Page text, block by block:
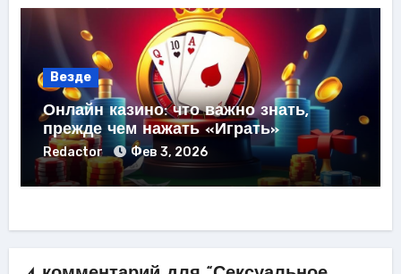
Везде
Онлайн казино: что важно знать,
прежде чем нажать «Играть»
Redactor Фев 3, 2026